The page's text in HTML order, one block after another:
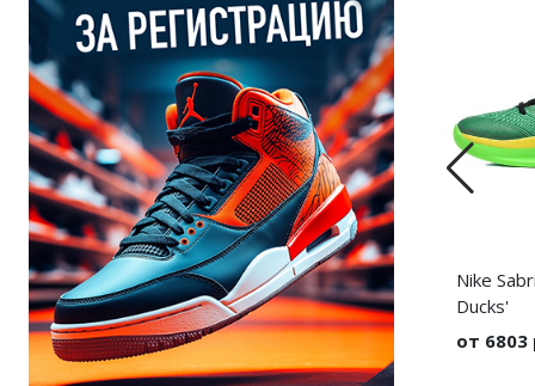
'Black Toe'
Выбрать
Nike Kobe 5 Protro 'Chaos'
от 10885 руб Выбрать
Nike
Ducks'
от 6803